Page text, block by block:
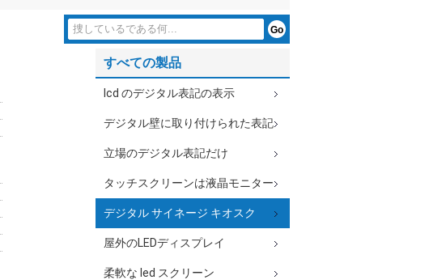
すべての製品
lcd のデジタル表記の表示
デジタル壁に取り付けられた表記
立場のデジタル表記だけ
タッチスクリーンは液晶モニター
デジタル サイネージ キオスク
屋外のLEDディスプレイ
柔軟な led スクリーン